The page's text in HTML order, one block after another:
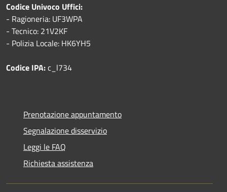
Codice Univoco Uffici:
- Ragioneria: UF3WPA
- Tecnico: 21V2KF
- Polizia Locale: HK6YH5
Codice IPA:c_l734
Prenotazione appuntamento
Segnalazione disservizio
Leggi le FAQ
Richiesta assistenza